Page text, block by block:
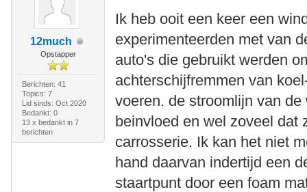
12much
Opstapper
Berichten: 41
Topics: 7
Lid sinds: Oct 2020
Bedankt: 0
13 x bedankt in 7
berichten
Ik heb ooit een keer een
experimenteerden met van
auto's die gebruikt werden
achterschijfremmen van
voeren. de stroomlijn van
beinvloed en wel zoveel dat
carrosserie. Ik kan het niet
hand daarvan indertijd een
staartpunt door een foam